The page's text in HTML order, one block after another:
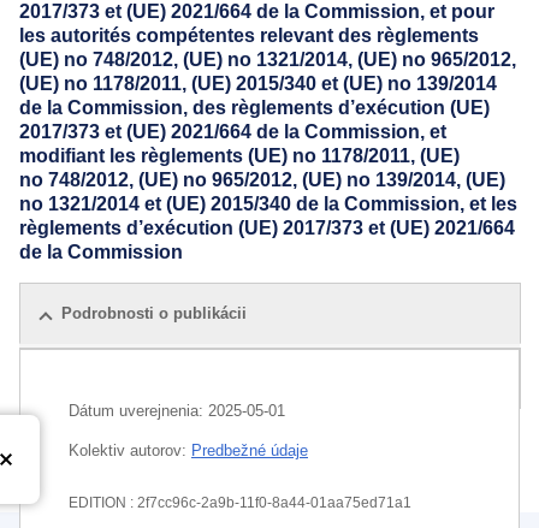
2017/373 et (UE) 2021/664 de la Commission, et pour
les autorités compétentes relevant des règlements
(UE) no 748/2012, (UE) no 1321/2014, (UE) no 965/2012,
(UE) no 1178/2011, (UE) 2015/340 et (UE) no 139/2014
de la Commission, des règlements d’exécution (UE)
2017/373 et (UE) 2021/664 de la Commission, et
modifiant les règlements (UE) no 1178/2011, (UE)
no 748/2012, (UE) no 965/2012, (UE) no 139/2014, (UE)
no 1321/2014 et (UE) 2015/340 de la Commission, et les
règlements d’exécution (UE) 2017/373 et (UE) 2021/664
de la Commission
Podrobnosti o publikácii
Dátum uverejnenia: 2025-05-01
Kolektiv autorov: Predbežné údaje
EDITION : 2f7cc96c-2a9b-11f0-8a44-01aa75ed71a1